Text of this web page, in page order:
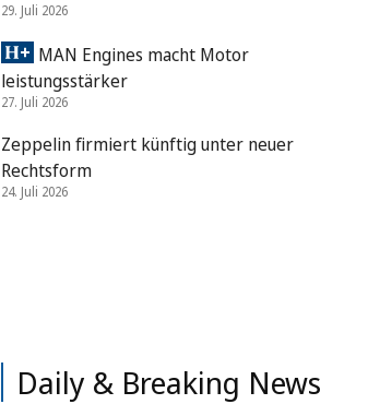
29. Juli 2026
MAN Engines macht Motor
leistungsstärker
27. Juli 2026
Zeppelin firmiert künftig unter neuer
Rechtsform
24. Juli 2026
Daily & Breaking News